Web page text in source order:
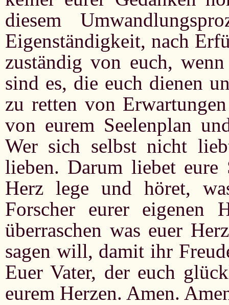
diesem
Eigenständigkeit, nach
zuständig von euch,
sind es, die euch dienen
zu retten von
von eurem Seelenplan
Wer sich selbst nicht
lieben. Darum liebet eure
Herz lege und höret,
Forscher eurer eigenen
überraschen was euer
sagen will, damit ihr
Euer Vater, der euch
eurem Herzen. Amen.